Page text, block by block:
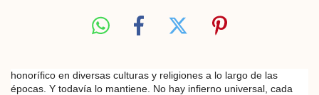
honorífico en diversas culturas y religiones a lo largo de las
épocas. Y todavía lo mantiene. No hay infierno universal, cada